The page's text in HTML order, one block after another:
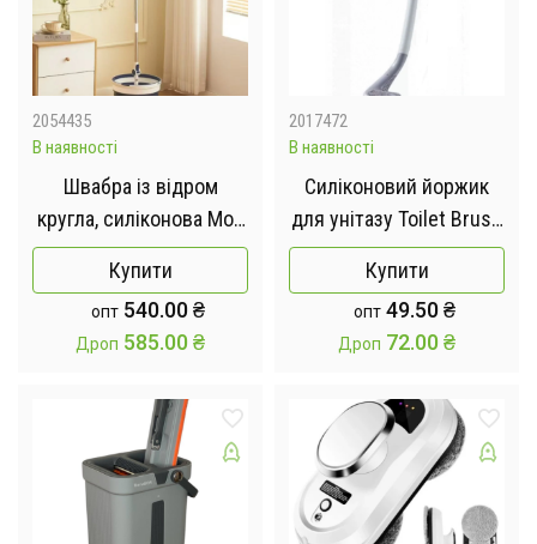
2054435
В наявності
Швабра із відром
кругла, силіконова Mop
Bucket AND LY-1043
Купити
опт 540.00₴
Дроп 585.00₴
2017472
В наявності
Силіконовий йоржик
для унітазу Toilet Brush
(антибактеріальний,
гігієнічний)
Купити
опт 49.50₴
Дроп 72.00₴